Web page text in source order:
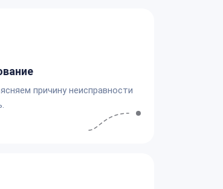
причину неисправности